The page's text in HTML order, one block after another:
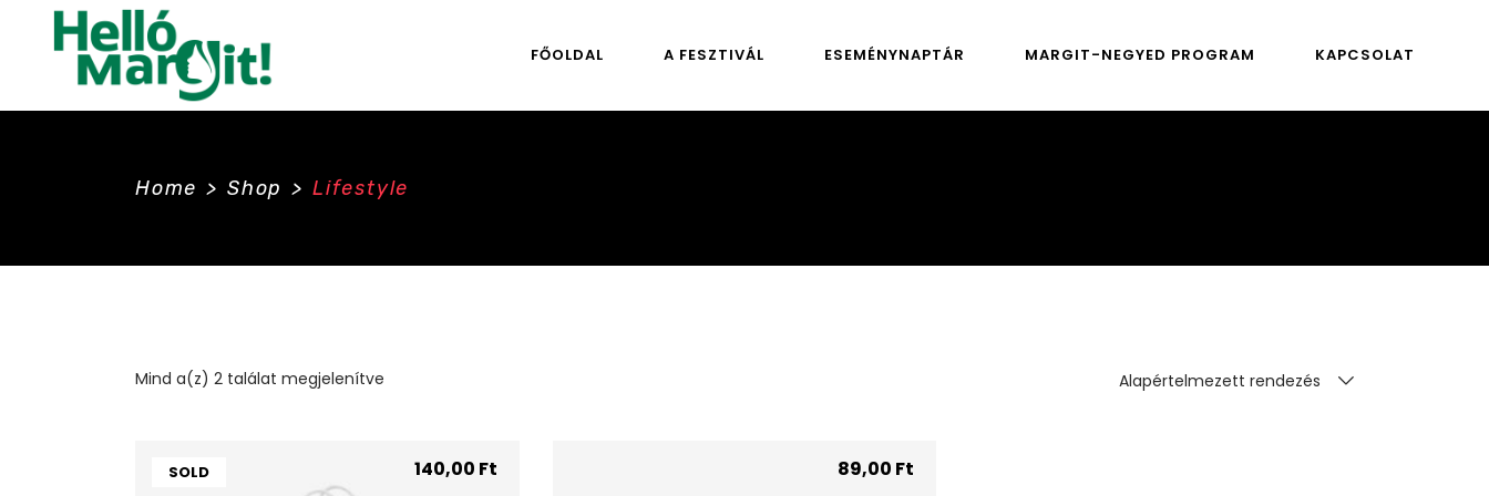
FŐOLDAL A FESZTIVÁL ESEMÉNYNAPTÁR MARGIT-NEGYED PROGRAM KAPCSOLAT
Home > Shop > Lifestyle
Mind a(z) 2 találat megjelenítve Alapértelmezett rendezés
SOLD 140,00 Ft 89,00 Ft